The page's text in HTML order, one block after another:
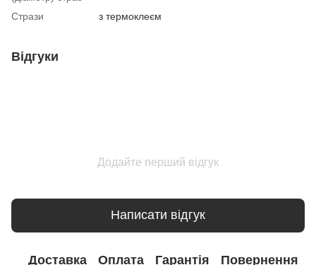
Стрази з термоклеєм
Відгуки
Додайте перший відгук
Написати відгук
Доставка Оплата Гарантія Повернення